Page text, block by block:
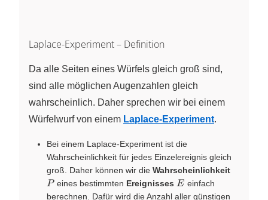
Laplace-Experiment – Definition
Da alle Seiten eines Würfels gleich groß sind,
sind alle möglichen Augenzahlen gleich
wahrscheinlich. Daher sprechen wir bei einem
Würfelwurf von einem Laplace-Experiment.
Bei einem Laplace-Experiment ist die
Wahrscheinlichkeit für jedes Einzelereignis gleich
groß. Daher können wir die Wahrscheinlichkeit
P eines bestimmten Ereignisses E
E einfach
berechnen. Dafür wird die Anzahl aller günstigen